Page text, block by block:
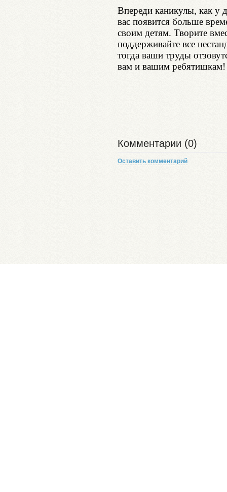
Впереди каникулы, как у
вас появится больше
своим детям. Творите
поддерживайте все
тогда ваши труды
вам и вашим ребятишкам!
Комментарии (0)
Оставить комментарий